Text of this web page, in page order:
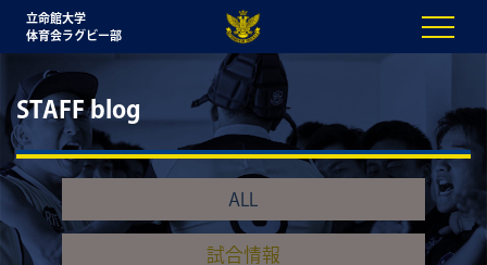
立命館大学
体育会ラグビー部
STAFF blog
ALL
試合情報